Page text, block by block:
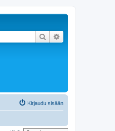
Etsi
Kirjaudu sisään